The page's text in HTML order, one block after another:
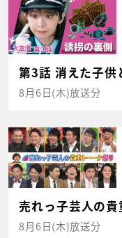
第3話 消えた子供
8月6日(木)放送分
売れっ子芸人の
8月6日(木)放送分